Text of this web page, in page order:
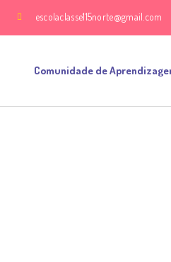
escolaclasse115norte@gmail.com
Comunidade de